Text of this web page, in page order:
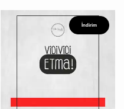
İndirim